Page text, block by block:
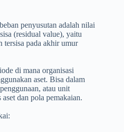
penyusutan adalah nilai
(residual value), yaitu
tersisa pada akhir umur
di mana organisasi
aset. Bisa dalam
atau unit
dan pola pemakaian.